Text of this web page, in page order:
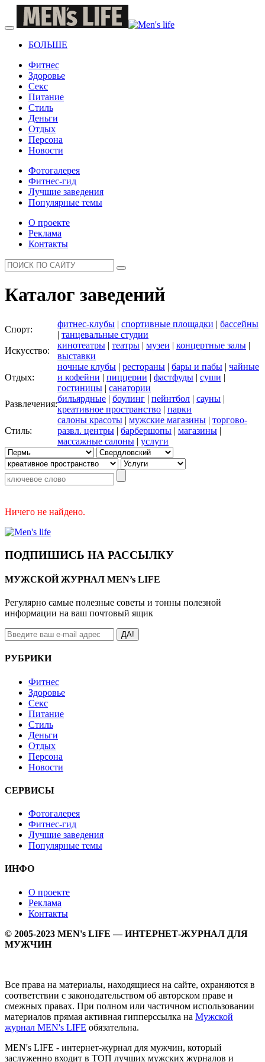
БОЛЬШЕ
Фитнес
Здоровье
Секс
Питание
Стиль
Деньги
Отдых
Персона
Новости
Фотогалерея
Фитнес-гид
Лучшие заведения
Популярные темы
О проекте
Реклама
Контакты
Каталог заведений
Спорт:
фитнес-клубы | спортивные площадки | бассейны
| танцевальные студии
Искусство:
кинотеатры | театры | музеи | концертные залы |
выставки
Отдых:
ночные клубы | рестораны | бары и пабы | чайные
и кофейни | пиццерии | фастфуды | суши |
гостиницы | санатории
Развлечения:
бильярдные | боулинг | пейнтбол | сауны |
креативное пространство | парки
Стиль:
салоны красоты | мужские магазины | торгово-
развл. центры | барбершопы | магазины |
массажные салоны | услуги
Ничего не найдено.
ПОДПИШИСЬ НА РАССЫЛКУ
МУЖСКОЙ ЖУРНАЛ MEN’s LIFE
Регулярно самые полезные советы и тонны полезной
информации на ваш почтовый ящик
ДА!
РУБРИКИ
Фитнес
Здоровье
Секс
Питание
Стиль
Деньги
Отдых
Персона
Новости
СЕРВИСЫ
Фотогалерея
Фитнес-гид
Лучшие заведения
Популярные темы
ИНФО
О проекте
Реклама
Контакты
© 2005-2023 MEN's LIFE — ИНТЕРНЕТ-ЖУРНАЛ ДЛЯ
МУЖЧИН
Все права на материалы, находящиеся на сайте, охраняются в
соответствии с законодательством об авторском праве и
смежных правах. При полном или частичном использовании
материалов прямая активная гипперссылка на Мужской
журнал MEN's LIFE обязательна.
MEN's LIFE - интернет-журнал для мужчин, который
заслуженно входит в ТОП лучших мужских журналов и